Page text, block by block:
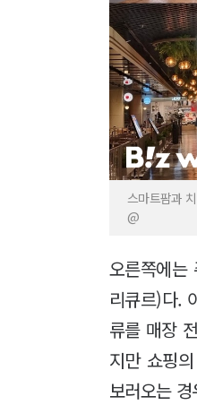
스마트팜과
@
오른쪽에
리큐르)다.
류를 매장
지만 쇼핑
보러오는